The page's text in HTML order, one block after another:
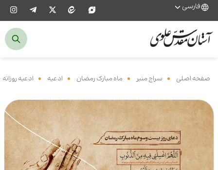
فارسی
صفحه اصلی سراج منیر ماه مبارک رمضان ادعیه ادعیه روزانه